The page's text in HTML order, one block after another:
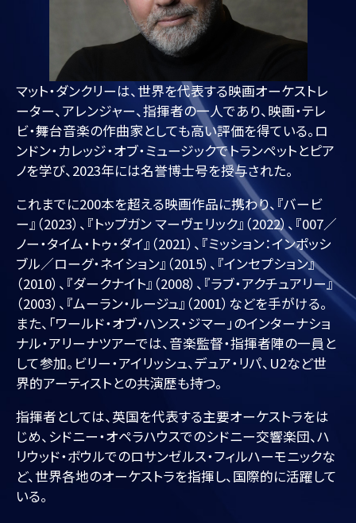
マット・ダンクリーは、世界を代表する映画オーケストレ
ーター、アレンジャー、指揮者の一人であり、映画・テレ
ビ・舞台音楽の作曲家としても高い評価を得ている。ロ
ンドン・カレッジ・オブ・ミュージックでトランペットとピア
ノを学び、2023年には名誉博士号を授与された。
これまでに200本を超える映画作品に携わり、『バービ
ー』（2023）、『トップガン マーヴェリック』（2022）、『007／
ノー・タイム・トゥ・ダイ』（2021）、『ミッション：インポッシ
ブル／ローグ・ネイション』（2015）、『インセプション』
（2010）、『ダークナイト』（2008）、『ラブ・アクチュアリー』
（2003）、『ムーラン・ルージュ』（2001）などを手がける。
また、「ワールド・オブ・ハンス・ジマー」のインターナショ
ナル・アリーナツアーでは、音楽監督・指揮者陣の一員と
して参加。ビリー・アイリッシュ、デュア・リパ、U2など世
界的アーティストとの共演歴も持つ。
指揮者としては、英国を代表する主要オーケストラをは
じめ、シドニー・オペラハウスでのシドニー交響楽団、ハ
リウッド・ボウルでのロサンゼルス・フィルハーモニックな
ど、世界各地のオーケストラを指揮し、国際的に活躍して
いる。